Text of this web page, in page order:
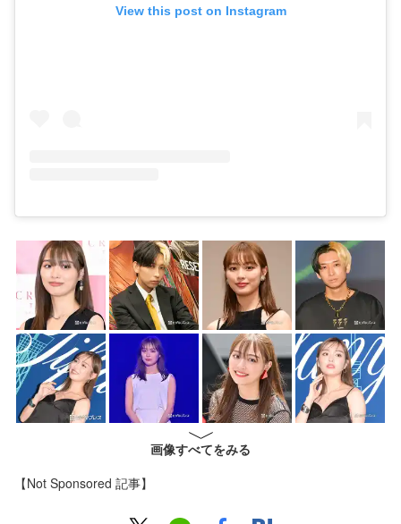
View this post on Instagram
画像すべてをみる
【Not Sponsored 記事】